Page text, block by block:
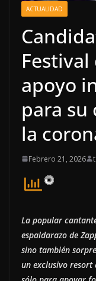
ACTUALIDAD
apoyo
para
la
Febrero 21, 2026
La popular
espaldarazo de
sino también
un exclusivo resort